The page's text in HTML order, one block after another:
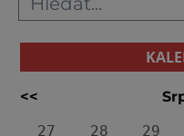
<<
27
28 29